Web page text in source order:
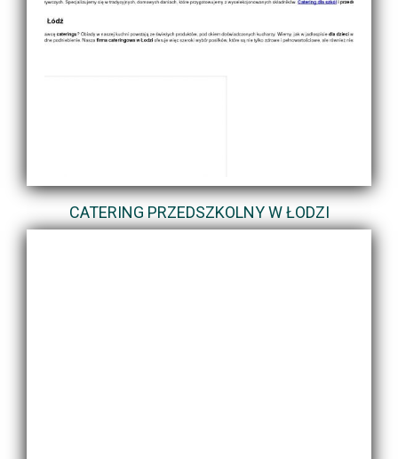
CATERING PRZEDSZKOLNY W ŁODZI